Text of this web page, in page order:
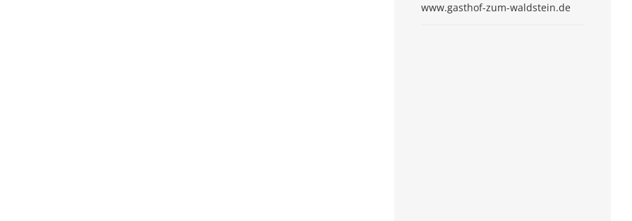
www.gasthof-zum-waldstein.de